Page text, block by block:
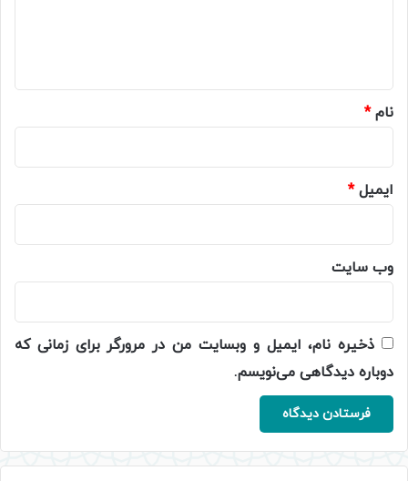
نام*
ایمیل*
وب‌ سایت
ذخیره نام، ایمیل و وبسایت من در مرورگر برای زمانی که
دوباره دیدگاهی می‌نویسم.